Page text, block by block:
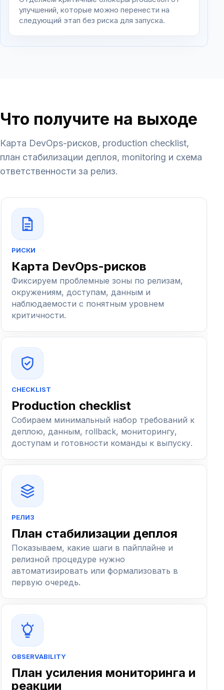
улучшений, которые можно перенести на
следующий этап без риска для запуска.
Что получите на выходе
Карта DevOps-рисков, production checklist,
план стабилизации деплоя, monitoring и схема
ответственности за релиз.
РИСКИ
Карта DevOps-рисков
Фиксируем проблемные зоны по релизам,
окружениям, доступам, данным и
наблюдаемости с понятным уровнем
критичности.
CHECKLIST
Production checklist
Собираем минимальный набор требований к
деплою, данным, rollback, мониторингу,
доступам и готовности команды к выпуску.
РЕЛИЗ
План стабилизации деплоя
Показываем, какие шаги в пайплайне и
релизной процедуре нужно
автоматизировать или формализовать в
первую очередь.
OBSERVABILITY
План усиления мониторинга и
реакции